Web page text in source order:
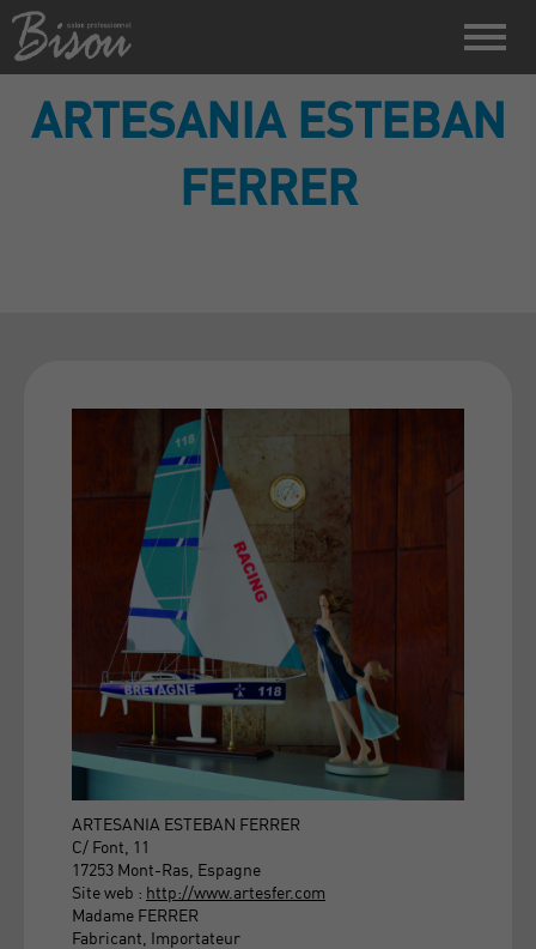
ARTESANIA ESTEBAN
FERRER
ARTESANIA ESTEBAN FERRER
C/ Font, 11
17253 Mont-Ras, Espagne
Site web : http://www.artesfer.com
Madame FERRER
Fabricant, Importateur